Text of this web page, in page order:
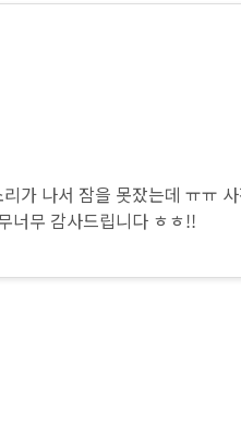
가 나서 잠을 못잤는데 ㅠㅠ
너무 감사드립니다 ㅎㅎ!!